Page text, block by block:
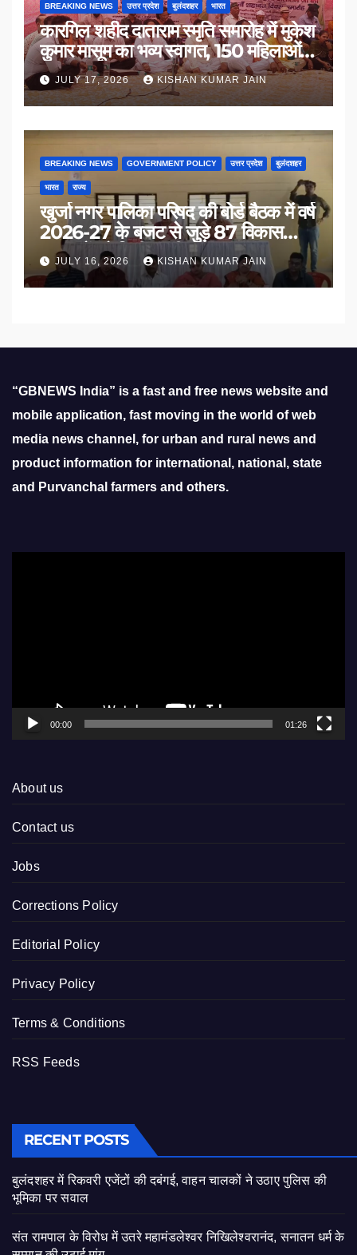
BREAKING NEWS उत्तर प्रदेश बुलंदशहर भारत
कारगिल शहीद दाताराम स्मृति समारोह में मुकेश
कुमार मासूम का भव्य स्वागत, 150 महिलाओं
का सम्मान
JULY 17, 2026 KISHAN KUMAR JAIN
BREAKING NEWS GOVERNMENT POLICY उत्तर प्रदेश बुलंदशहर
भारत राज्य
खुर्जा नगर पालिका परिषद की बोर्ड बैठक में वर्ष
2026-27 के बजट से जुड़े 87 विकास
प्रस्तावों को मिली मंजूरी
JULY 16, 2026 KISHAN KUMAR JAIN
“GBNEWS India” is a fast and free news website and
mobile application, fast moving in the world of web
media news channel, for urban and rural news and
product information for international, national, state
and Purvanchal farmers and others.
00:00 01:26
About us
Contact us
Jobs
Corrections Policy
Editorial Policy
Privacy Policy
Terms & Conditions
RSS Feeds
RECENT POSTS
बुलंदशहर में रिकवरी एजेंटों की दबंगई, वाहन चालकों ने उठाए पुलिस की
भूमिका पर सवाल
संत रामपाल के विरोध में उतरे महामंडलेश्वर निखिलेश्वरानंद, सनातन धर्म के